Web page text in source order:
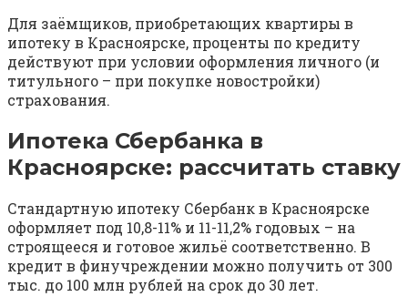
Для заёмщиков, приобретающих квартиры в
ипотеку в Красноярске, проценты по кредиту
действуют при условии оформления личного (и
титульного – при покупке новостройки)
страхования.
Ипотека Сбербанка в
Красноярске: рассчитать ставку
Стандартную ипотеку Сбербанк в Красноярске
оформляет под 10,8-11% и 11-11,2% годовых – на
строящееся и готовое жильё соответственно. В
кредит в финучреждении можно получить от 300
тыс. до 100 млн рублей на срок до 30 лет.